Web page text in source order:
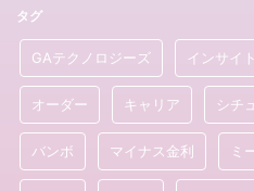
タグ
GAテクノロジーズ インサイ
オーダー キャリア シチ
バンボ マイナス金利 ミ